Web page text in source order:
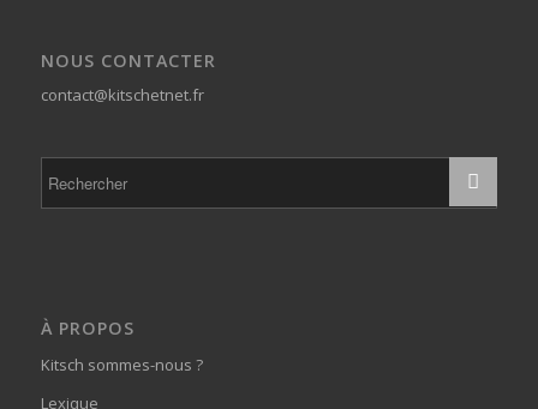
NOUS CONTACTER
contact@kitschetnet.fr
À PROPOS
Kitsch sommes-nous ?
Lexique